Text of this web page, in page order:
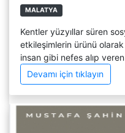
MALATYA
Kentler yüzyıllar süren
etkileşimlerin ürünü
insan gibi nefes alıp veren
Devamı için tıklayın